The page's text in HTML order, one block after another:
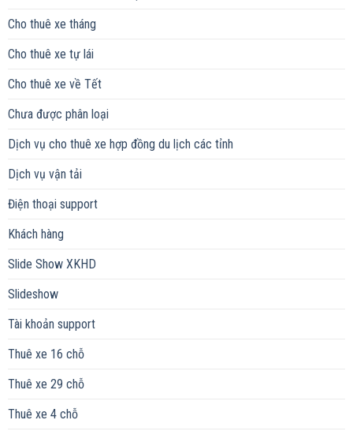
Cho thuê xe tháng
Cho thuê xe tự lái
Cho thuê xe về Tết
Chưa được phân loại
Dịch vụ cho thuê xe hợp đồng du lịch các tỉnh
Dịch vụ vận tải
Điện thoại support
Khách hàng
Slide Show XKHD
Slideshow
Tài khoản support
Thuê xe 16 chỗ
Thuê xe 29 chỗ
Thuê xe 4 chỗ